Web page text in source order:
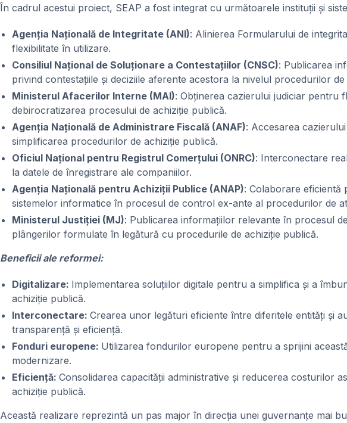
În cadrul acestui proiect, SEAP a fost integrat cu următoarele instituții și
Agenția Națională de Integritate (ANI): Alinierea Formularului de
flexibilitate în utilizare.
Consiliul Național de Soluționare a Contestațiilor (CNSC): Publicarea
privind contestațiile și deciziile aferente acestora la nivelul procedurilor
Ministerul Afacerilor Interne (MAI): Obținerea cazierului judiciar pentru
debirocratizarea procesului de achiziție publică.
Agenția Națională de Administrare Fiscală (ANAF): Accesarea
simplificarea procedurilor de achiziție publică.
Oficiul Național pentru Registrul Comerțului (ONRC): Interconectare
la datele de înregistrare ale companiilor.
Agenția Națională pentru Achiziții Publice (ANAP): Colaborare eficientă
sistemelor informatice în procesul de control ex-ante al procedurilor de
Ministerul Justiției (MJ): Publicarea informațiilor relevante în procesul
plângerilor formulate în legătură cu procedurile de achiziție publică.
Beneficii ale reformei:
Digitalizare: Implementarea soluțiilor digitale pentru a simplifica și a
achiziție publică.
Interconectare: Crearea unor legături eficiente între diferitele entități și
transparență și eficiență.
Fonduri europene: Utilizarea fondurilor europene pentru a sprijini
modernizare.
Eficiență: Consolidarea capacității administrative și reducerea costurilor
achiziție publică.
Această realizare reprezintă un pas major în direcția unei guvernanțe mai